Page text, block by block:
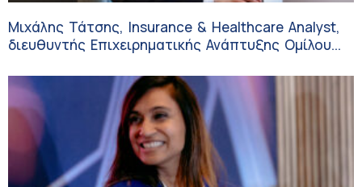
Μιχάλης Τάτσης, Insurance & Healthcare Analyst,
διευθυντής Επιχειρηματικής Ανάπτυξης Ομίλου